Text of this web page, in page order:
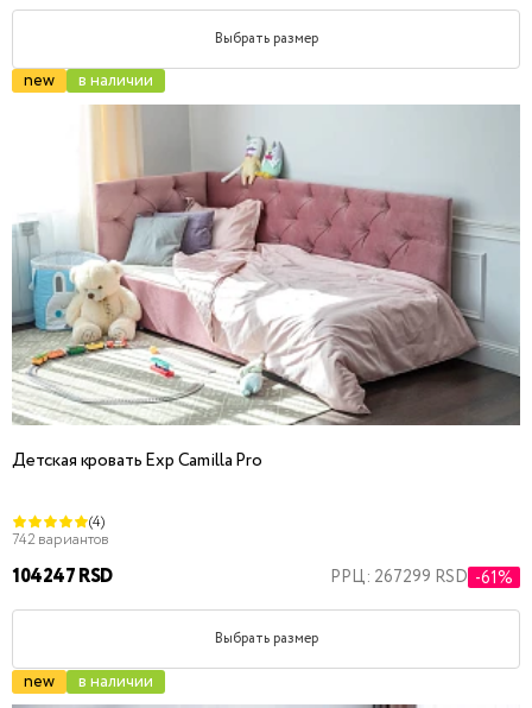
Выбрать размер
new в наличии
Детская кровать Exp Camilla Pro
(4)
742 вариантов
104247 RSD РРЦ: 267299 RSD -61%
Выбрать размер
new в наличии